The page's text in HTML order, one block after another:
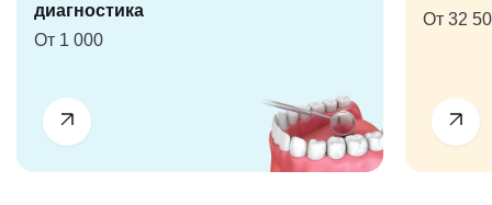
диагностика
От 1 000
От 32